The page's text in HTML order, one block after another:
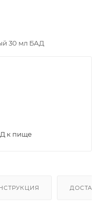
30 мл БАД
к пище